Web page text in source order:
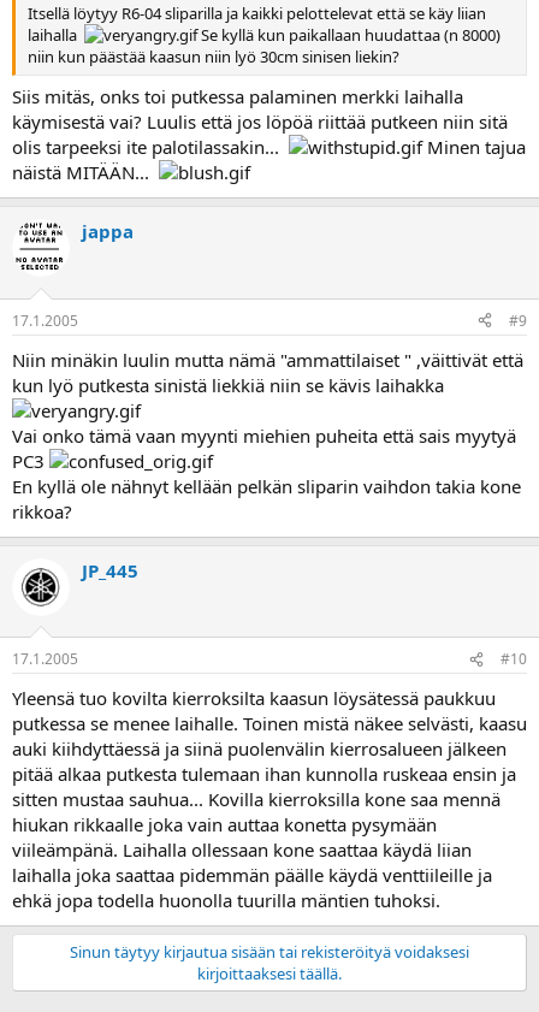
Itsellä löytyy R6-04 sliparilla ja kaikki pelottelevat että se käy liian
laihalla
Se kyllä kun paikallaan huudattaa (n 8000)
niin kun päästää kaasun niin lyö 30cm sinisen liekin?
Siis mitäs, onks toi putkessa palaminen merkki laihalla
käymisestä vai? Luulis että jos löpöä riittää putkeen niin sitä
olis tarpeeksi ite palotilassakin...
Minen tajua
näistä MITÄÄN...
jappa
17.1.2005 #9
Niin minäkin luulin mutta nämä "ammattilaiset " ,väittivät että
kun lyö putkesta sinistä liekkiä niin se kävis laihakka
Vai onko tämä vaan myynti miehien puheita että sais myytyä
PC3
En kyllä ole nähnyt kellään pelkän sliparin vaihdon takia kone
rikkoa?
JP_445
17.1.2005 #10
Yleensä tuo kovilta kierroksilta kaasun löysätessä paukkuu
putkessa se menee laihalle. Toinen mistä näkee selvästi, kaasu
auki kiihdyttäessä ja siinä puolenvälin kierrosalueen jälkeen
pitää alkaa putkesta tulemaan ihan kunnolla ruskeaa ensin ja
sitten mustaa sauhua... Kovilla kierroksilla kone saa mennä
hiukan rikkaalle joka vain auttaa konetta pysymään
viileämpänä. Laihalla ollessaan kone saattaa käydä liian
laihalla joka saattaa pidemmän päälle käydä venttiileille ja
ehkä jopa todella huonolla tuurilla mäntien tuhoksi.
Sinun täytyy kirjautua sisään tai rekisteröityä voidaksesi
kirjoittaaksesi täällä.